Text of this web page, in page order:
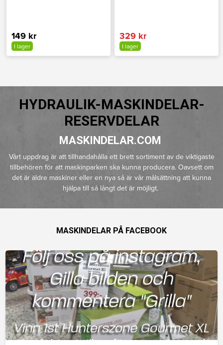
149 kr
I lager
329 kr
I lager
HYDRAULIK-MASKINDELAR-
RESERVDELAR
MASKINDELAR.COM
Vårt uppdrag är att tillhandahålla ett brett sortiment av de viktigaste
tillbehören för att maskinparken ska kunna producera. Oavsett om
det är äldre maskiner eller en nya så är vår målsättning att kunna
hjälpa till så långt det är möjligt.
MASKINDELAR PÅ FACEBOOK